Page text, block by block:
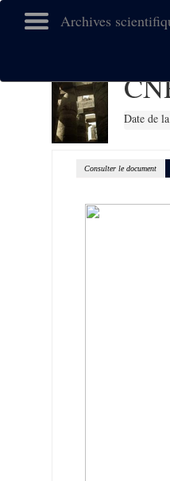
Archives
Date de
Consulter le document